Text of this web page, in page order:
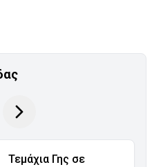
Τεμάχια Γης σε